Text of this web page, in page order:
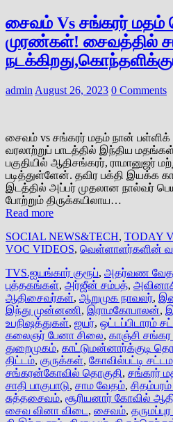
சைவம் Vs சங்கரர் மதம்
முரண்கள்! சைவத்தில்
admin August 26, 2023 0 Comments
சைவம் vs சங்கரர் மதம் நான் பள்ளிக்
வரலாற்றுப் பாடத்தில் இந்திய
பகுதியில் ஆதிசங்கரர், ராமானுஜர்
படித்துள்ளேன். தவிர பக்தி இயக்க
இடத்தில் அப்பர் முதலான நால்வர்
போற்றும் திருக்கயிலாய…
Read more
SOCIAL NEWS&TECH, TODAY
VOC VIDEOS, வெள்ளாளர்களின்
TVS.ஐயங்கார் குரூப், அதர்வண
புத்தகங்கள், அர்ஜீன் சம்பத்,
ஆதிசைவர்கள், ஆறுமுக நாவலர்,
இந்து முன்னணி, இராமகோபாலன்,
உபநிஷத்துகள், ஐயர், ஒட்டப்பிடாரம்
கலைஞர் பேனா சிலை, காஞ்சி
துறைமுகம், காட்டுமன்னார்க்குடி
திட்டம், குருக்கள், கோவில்பட்டி
சங்கரன்கோவில் தொகுதி, சங்கரர்
சாதி பாகுபாடு, சாம வேதம்,
சுத்தசைவம், சூரியனார் கோவில்
சைவ வினா விடை , சைவம்,